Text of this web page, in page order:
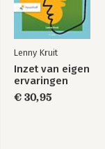
Lenny Kruit
Inzet van eigen
ervaringen
€ 30,95